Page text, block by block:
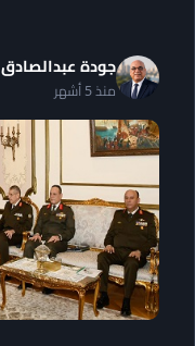
جودة عبدالصادق
منذ 5 أشهر